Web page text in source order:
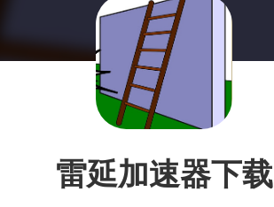
雷延加速器下载